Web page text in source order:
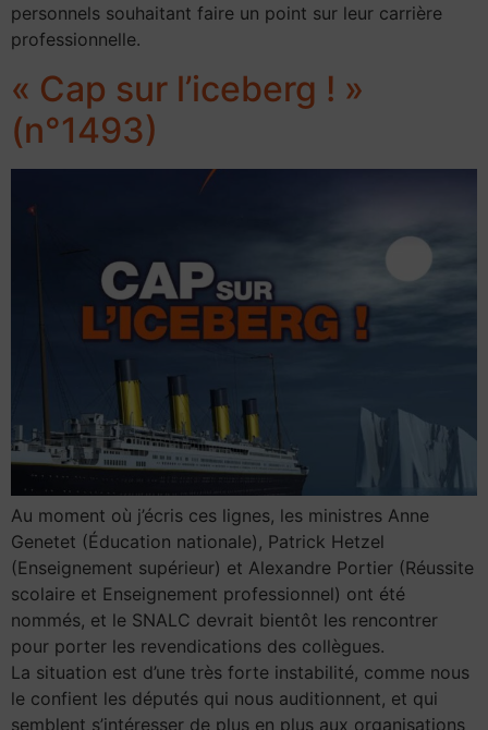
personnels souhaitant faire un point sur leur carrière
professionnelle.
« Cap sur l’iceberg ! »
(n°1493)
Au moment où j’écris ces lignes, les ministres Anne
Genetet (Éducation nationale), Patrick Hetzel
(Enseignement supérieur) et Alexandre Portier (Réussite
scolaire et Enseignement professionnel) ont été
nommés, et le SNALC devrait bientôt les rencontrer
pour porter les revendications des collègues.
La situation est d’une très forte instabilité, comme nous
le confient les députés qui nous auditionnent, et qui
semblent s’intéresser de plus en plus aux organisations